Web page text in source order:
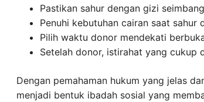
Pastikan sahur dengan gizi
Penuhi kebutuhan cairan saat
Pilih waktu donor mendekati
Setelah donor, istirahat yang cukup
Dengan pemahaman hukum yang jelas
menjadi bentuk ibadah sosial yang